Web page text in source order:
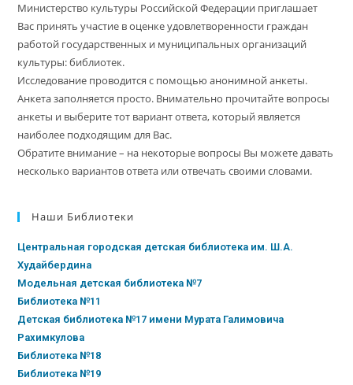
Министерство культуры Российской Федерации приглашает
Вас принять участие в оценке удовлетворенности граждан
работой государственных и муниципальных организаций
культуры: библиотек.
Исследование проводится с помощью анонимной анкеты.
Анкета заполняется просто. Внимательно прочитайте вопросы
анкеты и выберите тот вариант ответа, который является
наиболее подходящим для Вас.
Обратите внимание – на некоторые вопросы Вы можете давать
несколько вариантов ответа или отвечать своими словами.
Наши Библиотеки
Центральная городская детская библиотека им. Ш.А.
Худайбердина
Модельная детская библиотека №7
Библиотека №11
Детская библиотека №17 имени Мурата Галимовича
Рахимкулова
Библиотека №18
Библиотека №19